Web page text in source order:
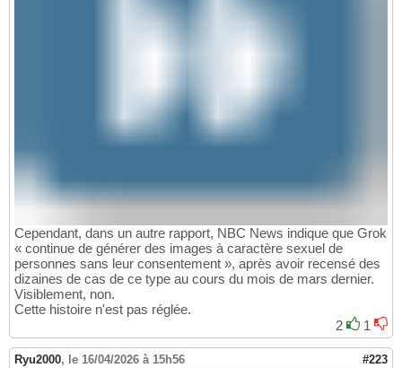
Cependant, dans un autre rapport, NBC News indique que Grok
« continue de générer des images à caractère sexuel de
personnes sans leur consentement », après avoir recensé des
dizaines de cas de ce type au cours du mois de mars dernier.
Visiblement, non.
Cette histoire n'est pas réglée.
2
1
Ryu2000, le 16/04/2026 à 15h56 #223